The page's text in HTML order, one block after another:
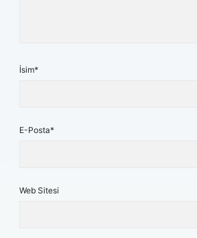
İsim*
E-Posta*
Web Sitesi